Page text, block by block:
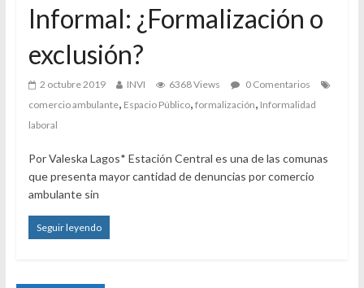
Informal: ¿Formalización o
exclusión?
2 octubre 2019 INVI 6368 Views
0 Comentarios
comercio ambulante, Espacio Público, formalización, Informalidad
laboral
Por Valeska Lagos* Estación Central es una de las comunas
que presenta mayor cantidad de denuncias por comercio
ambulante sin
Seguir leyendo